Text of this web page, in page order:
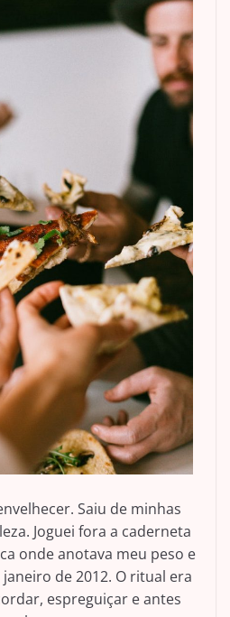
Saiu de minhas
Joguei fora a caderneta
onde anotava meu peso e
de 2012. O ritual era
espreguiçar e antes